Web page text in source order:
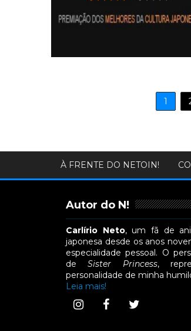
1
À FRENTE DO NETOIN!
Autor do N!
Carlírio Neto, um fã de
japonesa desde os anos
especialidade pessoal. O
deSister Princess,
personalidade de minha
Leia mais!